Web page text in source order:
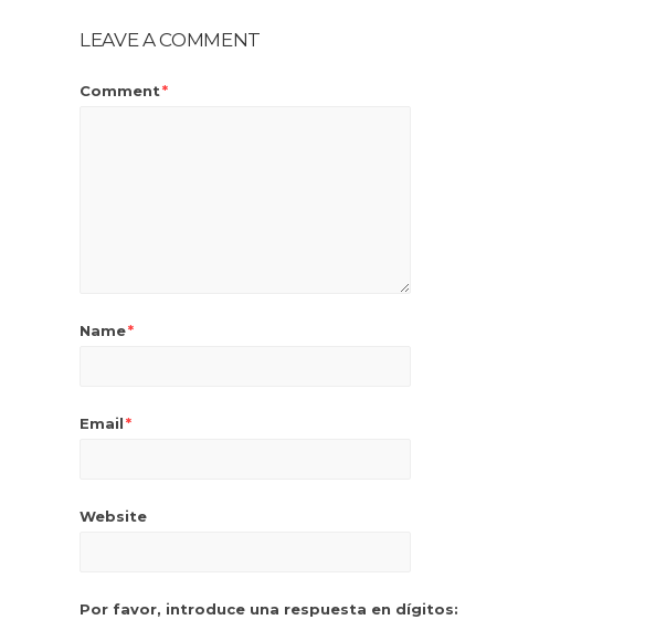
LEAVE A COMMENT
Comment*
Name*
Email*
Website
Por favor, introduce una respuesta en dígitos: